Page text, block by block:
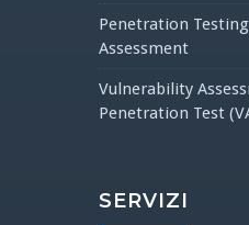
Penetration
Assessment
Vulnerability
Penetration Test
SERVIZI